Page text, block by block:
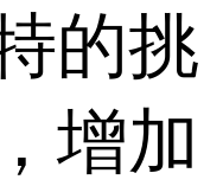
的挑
增加